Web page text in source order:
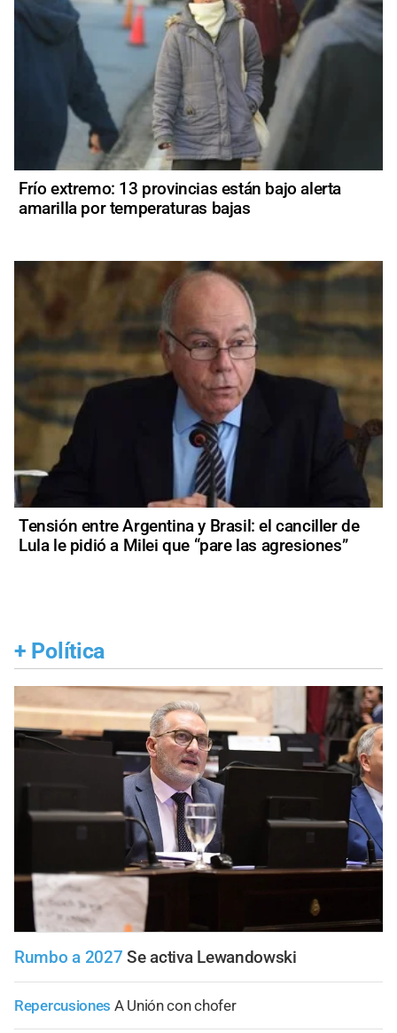
Frío extremo: 13 provincias están bajo alerta
amarilla por temperaturas bajas
Tensión entre Argentina y Brasil: el canciller de
Lula le pidió a Milei que “pare las agresiones”
+ Política
Rumbo a 2027 Se activa Lewandowski
Repercusiones A Unión con chofer